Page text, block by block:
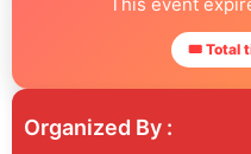
🎟 Total
Organized By :